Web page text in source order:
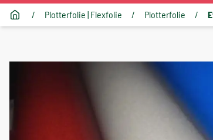
/ Plotterfolie | Flexfolie / Plotterfolie /